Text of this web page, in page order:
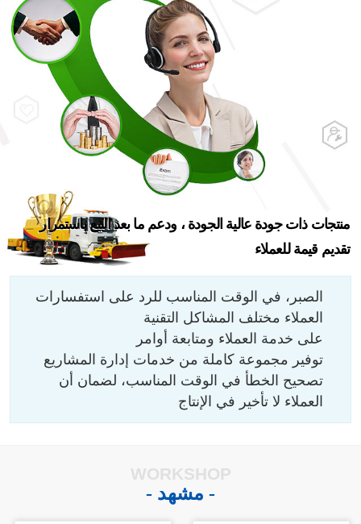
منتجات ذات جودة عالية الجودة ، ودعم ما بعد البيع باستمرار
تقديم قيمة للعملاء
الصبر، في الوقت المناسب للرد على استفسارات
العملاء مختلف المشاكل التقنية
على خدمة العملاء ومتابعة أوامر
توفير مجموعة كاملة من خدمات إدارة المشاريع
تصحيح الخطأ في الوقت المناسب، لضمان أن
العملاء لا تأخير في الإنتاج
WORKSHOP
- مشهد -